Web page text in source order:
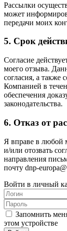
Рассылки
может
передачи моих
5. Срок
Согласие
моего отзыва.
согласия, а также
Компанией в
обеспечения
законодательства.
6. Отказ от
Я вправе в любой
и/или отозвать
направления
почту dnp-
Войти в личный
Запомнить
этом устройстве